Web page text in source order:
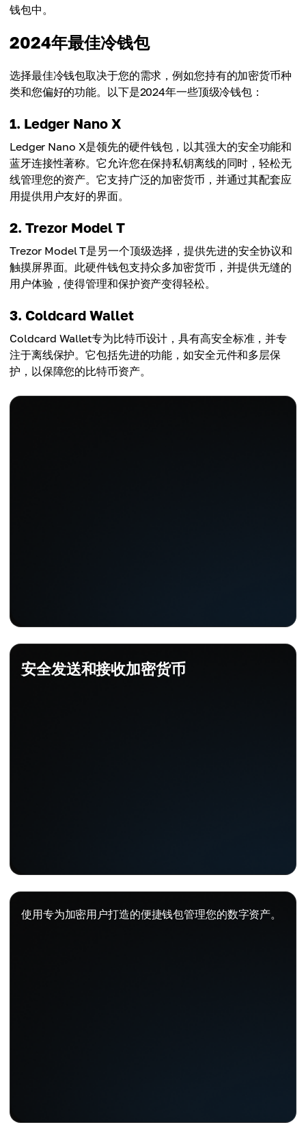
钱包中。
2024年最佳冷钱包
选择最佳冷钱包取决于您的需求，例如您持有的加密货币种
类和您偏好的功能。以下是2024年一些顶级冷钱包：
1. Ledger Nano X
Ledger Nano X是领先的硬件钱包，以其强大的安全功能和
蓝牙连接性著称。它允许您在保持私钥离线的同时，轻松无
线管理您的资产。它支持广泛的加密货币，并通过其配套应
用提供用户友好的界面。
2. Trezor Model T
Trezor Model T是另一个顶级选择，提供先进的安全协议和
触摸屏界面。此硬件钱包支持众多加密货币，并提供无缝的
用户体验，使得管理和保护资产变得轻松。
3. Coldcard Wallet
Coldcard Wallet专为比特币设计，具有高安全标准，并专
注于离线保护。它包括先进的功能，如安全元件和多层保
护，以保障您的比特币资产。
安全发送和接收加密货币
使用专为加密用户打造的便捷钱包管理您的数字资产。